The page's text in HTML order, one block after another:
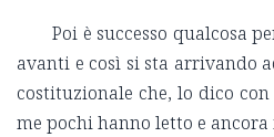
Poi è successo qualcosa
avanti e così si sta arrivando
costituzionale che, lo dico
me pochi hanno letto e